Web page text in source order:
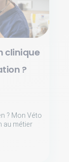
clinique
?
? Mon Véto
au métier